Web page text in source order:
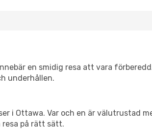
en smidig resa att vara
underhållen.
i Ottawa. Var och en är välutrustad
på rätt sätt.